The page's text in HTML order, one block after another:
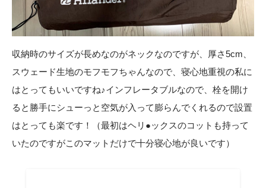
収納時のサイズが長めなのがネックなのですが、厚さ5cm、
スウェード生地のモフモフちゃんなので、寝心地重視の私に
はとってもいいですね♪インフレータブルなので、栓を開け
ると勝手にシューっと空気が入って膨らんでくれるので設置
はとっても楽です！（最初はヘリ●ックスのコットも持って
いたのですがこのマットだけで十分寝心地が良いです）